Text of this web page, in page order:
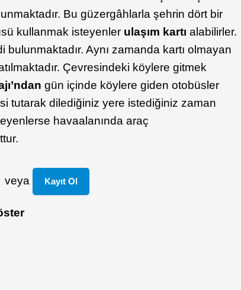
Bu güzergâhlarla şehrin dört bir
kullanmak isteyenler ulaşım kartı alabilirler.
Aynı zamanda kartı olmayan
Çevresindeki köylere gitmek
gün içinde köylere giden otobüsler
tutarak dilediğiniz yere istediğiniz zaman
havaalanında araç
veya Kayıt Ol